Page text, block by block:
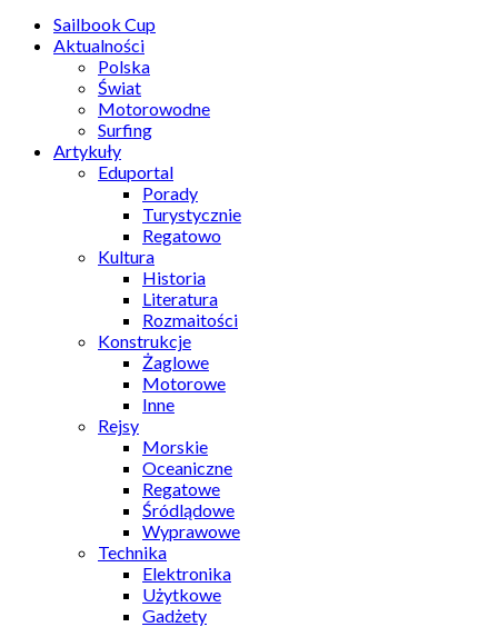
Sailbook Cup
Aktualności
Polska
Świat
Motorowodne
Surfing
Artykuły
Eduportal
Porady
Turystycznie
Regatowo
Kultura
Historia
Literatura
Rozmaitości
Konstrukcje
Żaglowe
Motorowe
Inne
Rejsy
Morskie
Oceaniczne
Regatowe
Śródlądowe
Wyprawowe
Technika
Elektronika
Użytkowe
Gadżety